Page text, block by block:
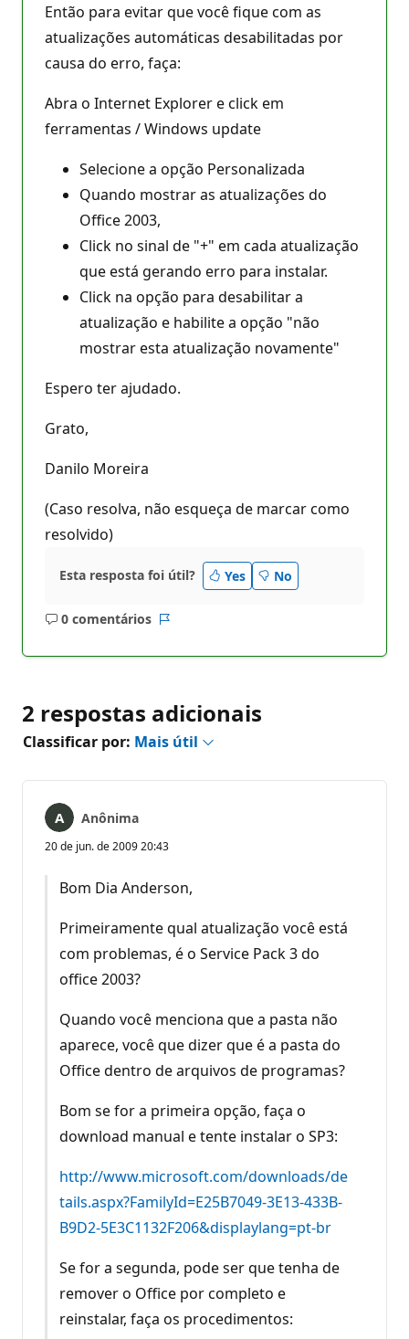
Então para evitar que você fique com as
atualizações automáticas desabilitadas por
causa do erro, faça:
Abra o Internet Explorer e click em
ferramentas / Windows update
Selecione a opção Personalizada
Quando mostrar as atualizações do
Office 2003,
Click no sinal de "+" em cada atualização
que está gerando erro para instalar.
Click na opção para desabilitar a
atualização e habilite a opção "não
mostrar esta atualização novamente"
Espero ter ajudado.
Grato,
Danilo Moreira
(Caso resolva, não esqueça de marcar como
resolvido)
Esta resposta foi útil? Yes No
0 comentários
Sem
2 respostas adicionais
Classificar por: Mais útil
Anônima
20 de jun. de 2009 20:43
Bom Dia Anderson,
Primeiramente qual atualização você está
com problemas, é o Service Pack 3 do
office 2003?
Quando você menciona que a pasta não
aparece, você que dizer que é a pasta do
Office dentro de arquivos de programas?
Bom se for a primeira opção, faça o
download manual e tente instalar o SP3:
http://www.microsoft.com/downloads/de
tails.aspx?FamilyId=E25B7049-3E13-433B-
B9D2-5E3C1132F206&displaylang=pt-br
Se for a segunda, pode ser que tenha de
remover o Office por completo e
reinstalar, faça os procedimentos: